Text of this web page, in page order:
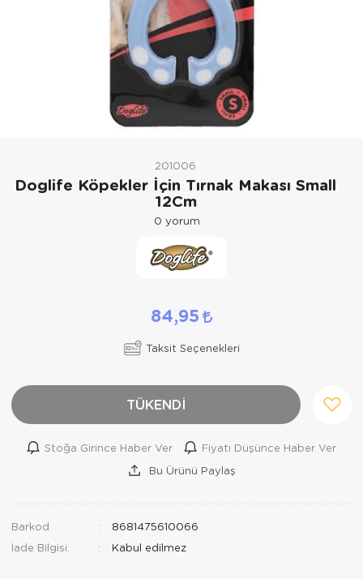
201006
Doglife Köpekler İçin Tırnak Makası Small
12Cm
0 yorum
84,95
Taksit Seçenekleri
TÜKENDİ
Stoğa Girince Haber Ver
Fiyatı Düşünce Haber Ver
Bu Ürünü Paylaş
Barkod
8681475610066
İade Bilgisi: